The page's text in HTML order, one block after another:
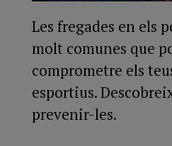
Les fregades en els
molt comunes que
comprometre els
esportius.
prevenir-les.